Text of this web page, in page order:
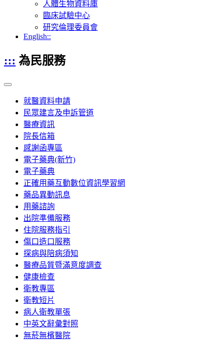
人體生物資料庫
臨床試驗中心
研究倫理委員會
English::
::: 為民服務
就醫資料申請
民眾建言及申訴管道
醫療資訊
院長信箱
感謝函專區
電子藥典(新竹)
電子藥典
正確用藥互動數位資訊學習網
藥品異動訊息
用藥諮詢
出院準備服務
住院服務指引
傷口造口服務
探病與陪病須知
醫療品質暨滿意度調查
健康檢查
衛教專區
衛教短片
病人衛教單張
中英文辭彙對照
無菸無檳醫院